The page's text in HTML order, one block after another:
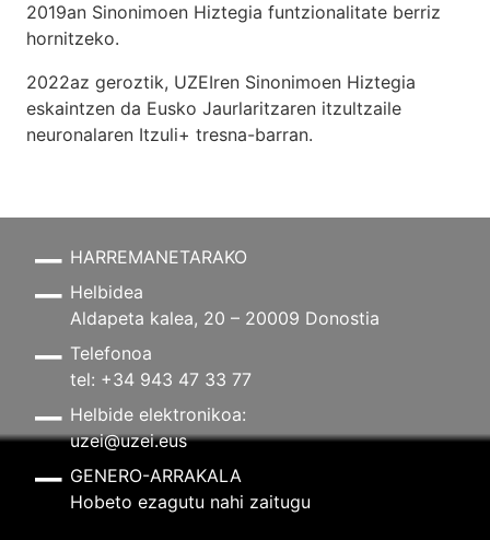
2019an Sinonimoen Hiztegia funtzionalitate berriz
hornitzeko.
2022az geroztik, UZEIren Sinonimoen Hiztegia
eskaintzen da Eusko Jaurlaritzaren itzultzaile
neuronalaren Itzuli+ tresna-barran.
HARREMANETARAKO
Helbidea
Aldapeta kalea, 20 – 20009 Donostia
Telefonoa
tel: +34 943 47 33 77
Helbide elektronikoa:
uzei@uzei.eus
GENERO-ARRAKALA
Hobeto ezagutu nahi zaitugu